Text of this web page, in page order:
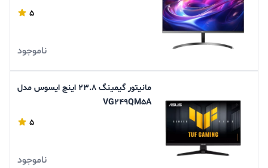
5
ناموجود
مانیتور گیمینگ 23.8 اینچ ایسوس مدل
VG249QM5A
5
ناموجود